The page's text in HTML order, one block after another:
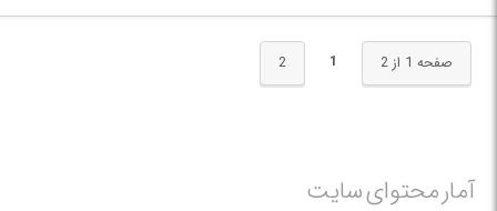
در دوره آموزشی Site Reliability Engineering Essentials ابا مفاهیم و شیوه‌های
صفحه 1 از 2 1
2
آمار محتوای سایت